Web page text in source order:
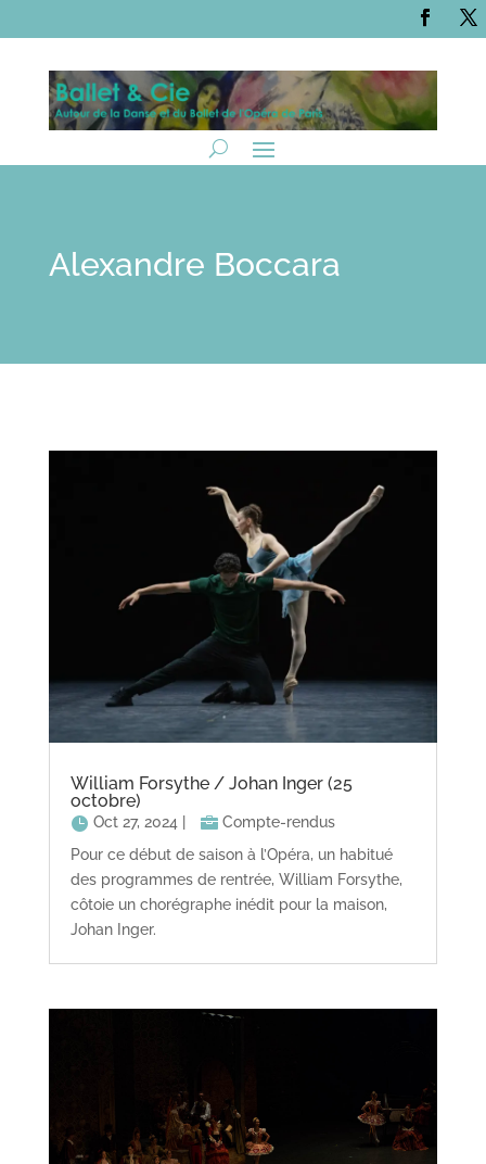
Alexandre Boccara
William Forsythe / Johan Inger (25
octobre)
Oct 27, 2024
Compte-rendus
Pour ce début de saison à l’Opéra, un habitué
des programmes de rentrée, William Forsythe,
côtoie un chorégraphe inédit pour la maison,
Johan Inger.